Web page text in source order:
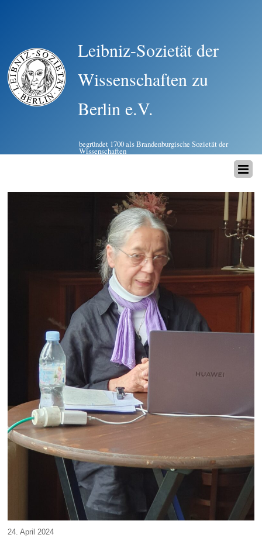
Leibniz-Sozietät der
Wissenschaften zu
Berlin e.V.
begründet 1700 als Brandenburgische Sozietät der
Wissenschaften
24. April 2024